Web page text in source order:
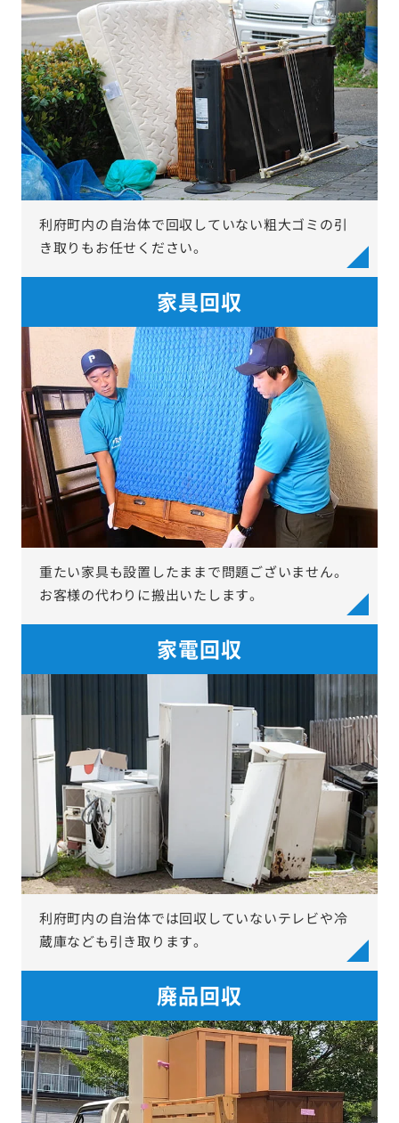
利府町内の自治体で回収していない粗大ゴミの引
き取りもお任せください。
家具回収
重たい家具も設置したままで問題ございません。
お客様の代わりに搬出いたします。
家電回収
利府町内の自治体では回収していないテレビや冷
蔵庫なども引き取ります。
廃品回収